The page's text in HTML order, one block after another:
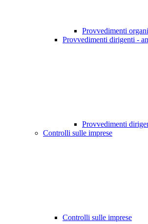
Provvedimenti
Provvedimenti dirigenti -
Provvedimenti
Controlli sulle imprese
Controlli sulle imprese